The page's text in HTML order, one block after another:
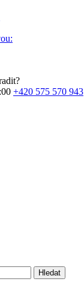
+420 575 570 943
Hledat